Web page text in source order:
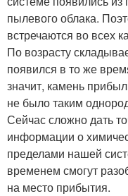
пылевого облака.
встречаются во всех
По возрасту
появился в то же
значит, камень
не было таким
Сейчас сложно дать
информации о
пределами нашей
временем смогут
на место прибытия.